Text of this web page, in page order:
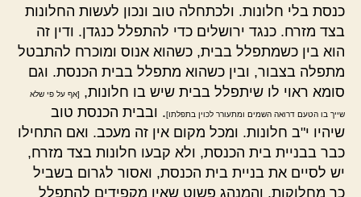
כנסת בלי חלונות. ולכתחלה טוב ונכון לעשות החלונות
בצד מזרח. כנגד ירושלים כדי להתפלל כנגדן. ודין זה
הוא בין כשמתפלל בבית, כשהוא אנוס ומוכרח להתבטל
מתפלה בצבור, ובין כשהוא מתפלל בבית הכנסת. וגם
סומא ראוי לו שיתפלל בבית שיש בו חלונות,
[אף על פי שלא
שייך בו הטעם דרואה השמים ומתעורר לכוין בתפלתו]. ובבית הכנסת טוב
שיהיו י"ב חלונות. ומכל מקום אין זה מעכב. ואם התחילו
כבר בבניית בית הכנסת, ולא קבעו חלונות בצד מזרח,
יש לסיים את בניית בית הכנסת, ואסור לגרום בשביל
כך מחלוקות. והמנהג פשוט שאין מקפידים להתפלל